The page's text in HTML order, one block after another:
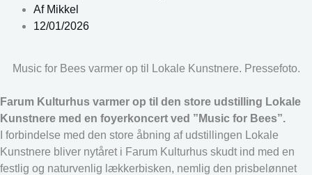
AfMikkel
12/01/2026
Music for Bees varmer op til Lokale Kunstnere. Pressefoto.
Farum Kulturhus varmer op til den store udstilling Lokale
Kunstnere med en foyerkoncert ved ”Music for Bees”.
I forbindelse med den store åbning af udstillingen Lokale
Kunstnere bliver nytåret i Farum Kulturhus skudt ind med en
festlig og naturvenlig lækkerbisken, nemlig den prisbelønnet